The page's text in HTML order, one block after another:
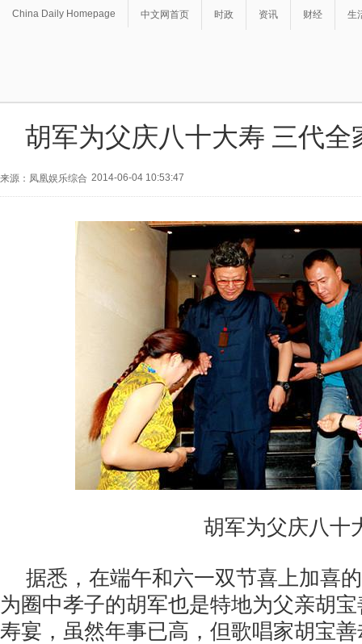
China Daily Homepage 中文网首页 时政 资讯 财经 生
胡军为父庆八十大寿 三代全
来源：凤凰娱乐综合 2014-06-04 10:53:47
胡军为父庆八十
据悉，在端午和六一双节喜上加喜
为圈中孝子的胡军也是特地为父亲胡
寿宴，虽然年事已高，但歌唱家胡宝